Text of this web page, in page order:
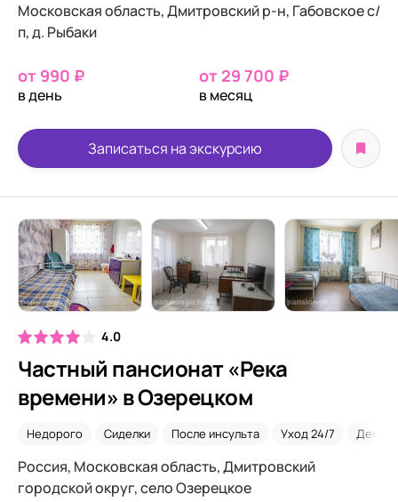
Московская область, Дмитровский р-н, Габовское с/
п, д. Рыбаки
от 990 ₽
в день
от 29 700 ₽
в месяц
Записаться на экскурсию
4.0
Частный пансионат «Река
времени» в Озерецком
Недорого Сиделки После инсульта Уход 24/7
Россия, Московская область, Дмитровский
городской округ, село Озерецкое